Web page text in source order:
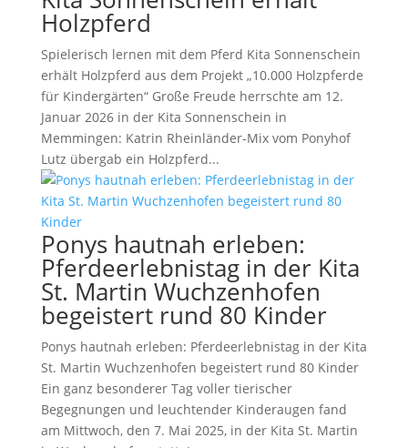
Holzpferd
Spielerisch lernen mit dem Pferd Kita Sonnenschein
erhält Holzpferd aus dem Projekt „10.000 Holzpferde
für Kindergärten“ Große Freude herrschte am 12.
Januar 2026 in der Kita Sonnenschein in
Memmingen: Katrin Rheinländer-Mix vom Ponyhof
Lutz übergab ein Holzpferd...
Ponys hautnah erleben:
Pferdeerlebnistag in der Kita
St. Martin Wuchzenhofen
begeistert rund 80 Kinder
Ponys hautnah erleben: Pferdeerlebnistag in der Kita
St. Martin Wuchzenhofen begeistert rund 80 Kinder
Ein ganz besonderer Tag voller tierischer
Begegnungen und leuchtender Kinderaugen fand
am Mittwoch, den 7. Mai 2025, in der Kita St. Martin